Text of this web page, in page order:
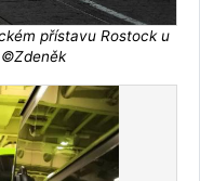
přístavu Rostock u
©Zdeněk